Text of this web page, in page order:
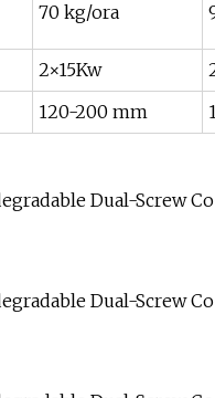
70 kg/ora
2×15Kw
120-200 mm